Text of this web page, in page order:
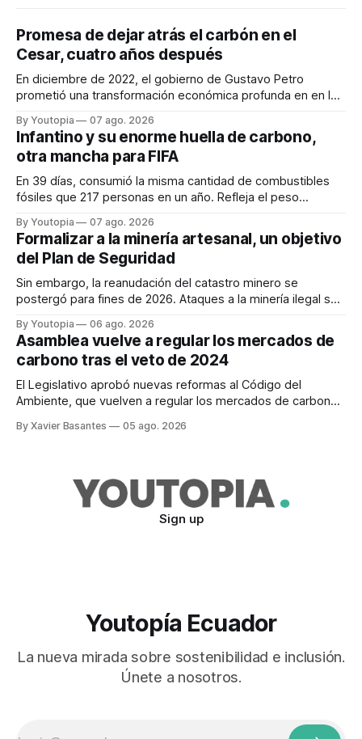
Promesa de dejar atrás el carbón en el
Cesar, cuatro años después
En diciembre de 2022, el gobierno de Gustavo Petro
prometió una transformación económica profunda en en la
By Youtopia 07 ago. 2026
Infantino y su enorme huella de carbono,
otra mancha para FIFA
En 39 días, consumió la misma cantidad de combustibles
fósiles que 217 personas en un año. Refleja el peso
By Youtopia 07 ago. 2026
Formalizar a la minería artesanal, un objetivo
del Plan de Seguridad
Sin embargo, la reanudación del catastro minero se
postergó para fines de 2026. Ataques a la minería ilegal se
By Youtopia 06 ago. 2026
Asamblea vuelve a regular los mercados de
carbono tras el veto de 2024
El Legislativo aprobó nuevas reformas al Código del
Ambiente, que vuelven a regular los mercados de carbono,
By Xavier Basantes 05 ago. 2026
Sign up
Youtopía Ecuador
La nueva mirada sobre sostenibilidad e inclusión.
Únete a nosotros.